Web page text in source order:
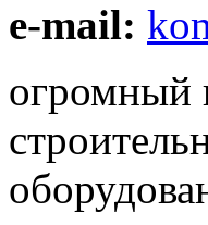
e-mail:
огромный